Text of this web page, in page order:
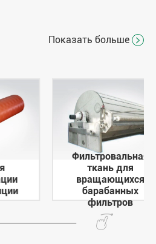
Показать больше 
Фильтровальная
ткань для
вращающихся
барабанных
фильтров